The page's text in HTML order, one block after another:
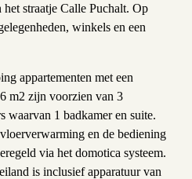
straatje Calle Puchalt. Op
winkels en een
appartementen met een
m2 zijn voorzien van 3
waarvan 1 badkamer en suite.
en de bediening
via het domotica systeem.
is inclusief apparatuur van